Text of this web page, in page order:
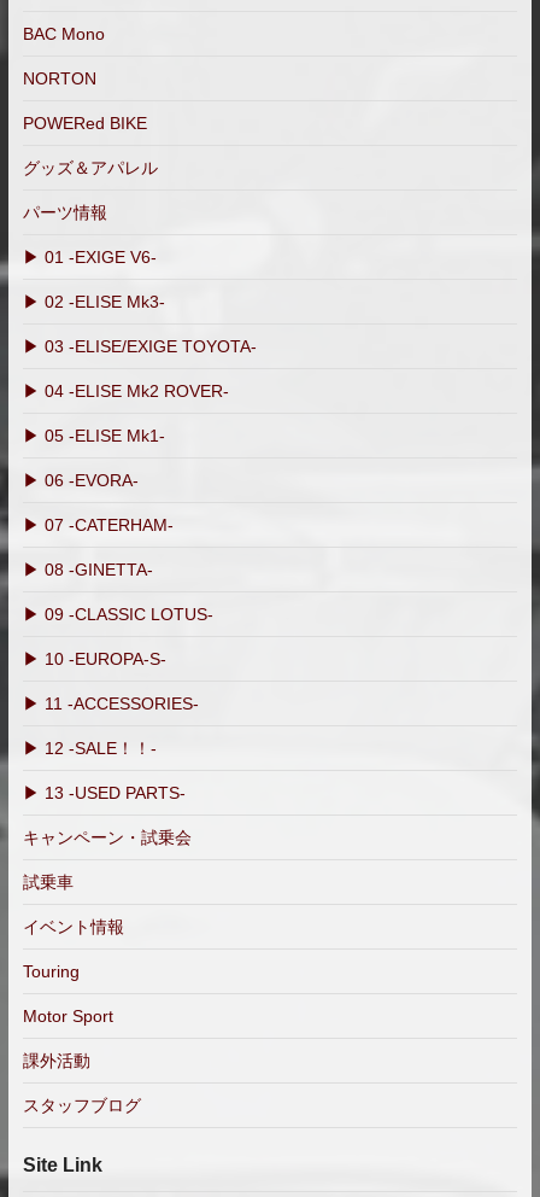
BAC Mono
NORTON
POWERed BIKE
グッズ＆アパレル
パーツ情報
▶ 01 -EXIGE V6-
▶ 02 -ELISE Mk3-
▶ 03 -ELISE/EXIGE TOYOTA-
▶ 04 -ELISE Mk2 ROVER-
▶ 05 -ELISE Mk1-
▶ 06 -EVORA-
▶ 07 -CATERHAM-
▶ 08 -GINETTA-
▶ 09 -CLASSIC LOTUS-
▶ 10 -EUROPA-S-
▶ 11 -ACCESSORIES-
▶ 12 -SALE！！-
▶ 13 -USED PARTS-
キャンペーン・試乗会
試乗車
イベント情報
Touring
Motor Sport
課外活動
スタッフブログ
Site Link